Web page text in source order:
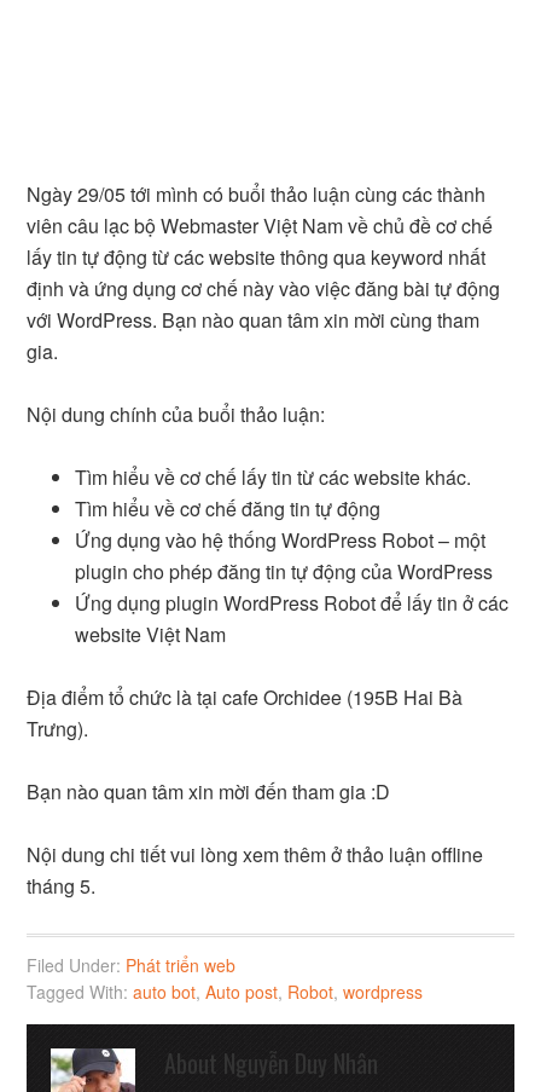
Ngày 29/05 tới mình có buổi thảo luận cùng các thành
viên câu lạc bộ Webmaster Việt Nam về chủ đề cơ chế
lấy tin tự động từ các website thông qua keyword nhất
định và ứng dụng cơ chế này vào việc đăng bài tự động
với WordPress. Bạn nào quan tâm xin mời cùng tham
gia.
Nội dung chính của buổi thảo luận:
Tìm hiểu về cơ chế lấy tin từ các website khác.
Tìm hiểu về cơ chế đăng tin tự động
Ứng dụng vào hệ thống WordPress Robot – một
plugin cho phép đăng tin tự động của WordPress
Ứng dụng plugin WordPress Robot để lấy tin ở các
website Việt Nam
Địa điểm tổ chức là tại cafe Orchidee (195B Hai Bà
Trưng).
Bạn nào quan tâm xin mời đến tham gia :D
Nội dung chi tiết vui lòng xem thêm ở thảo luận offline
tháng 5.
Filed Under: Phát triển web
Tagged With:auto bot,Auto post, Robot,wordpress
About Nguyễn Duy Nhân